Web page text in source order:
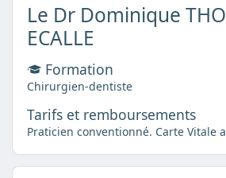
Le Dr Dominique
ECALLE
Formation
Chirurgien-dentiste
Tarifs et remboursements
Praticien conventionné. Carte Vitale